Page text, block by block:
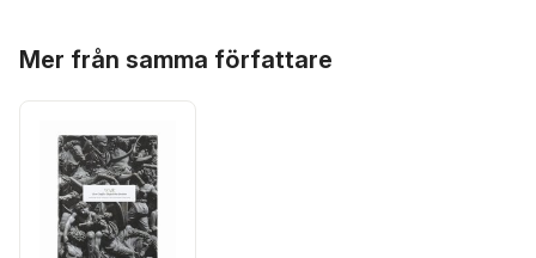
Mer från samma författare